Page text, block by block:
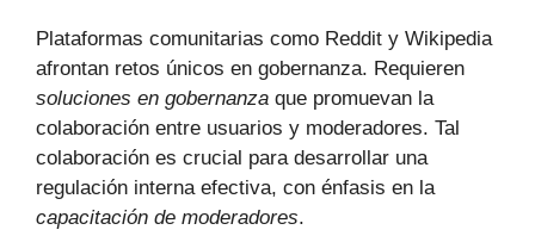
Plataformas comunitarias como Reddit y Wikipedia
afrontan retos únicos en gobernanza. Requieren
soluciones en gobernanza que promuevan la
colaboración entre usuarios y moderadores. Tal
colaboración es crucial para desarrollar una
regulación interna efectiva, con énfasis en la
capacitación de moderadores.